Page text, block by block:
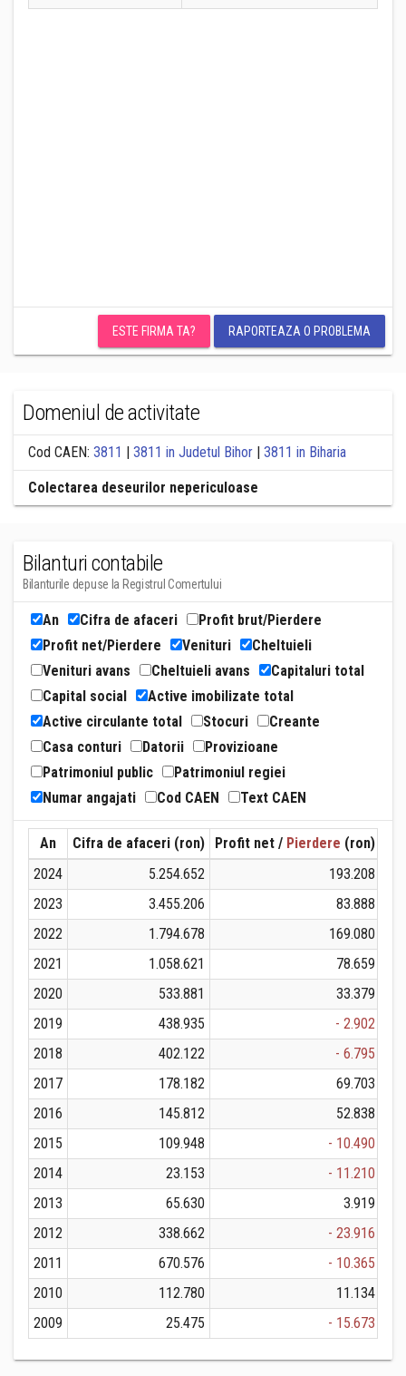
ESTE FIRMA TA? RAPORTEAZA O PROBLEMA
Domeniul de activitate
Cod CAEN: 3811 | 3811 in Judetul Bihor | 3811 in Biharia
Colectarea deseurilor nepericuloase
Bilanturi contabile
Bilanturile depuse la Registrul Comertului
An Cifra de afaceri
Profit brut/Pierdere
Profit net/Pierdere
Venituri
Cheltuieli
Venituri avans
Cheltuieli avans
Capitaluri total
Capital social
Active imobilizate total
Active circulante total
Stocuri
Creante
Casa conturi
Datorii
Provizioane
Patrimoniul public
Patrimoniul regiei
Numar angajati
Cod CAEN Text CAEN
An Cifra de afaceri (ron) Profit net / Pierdere (ron)
2024
5.254.652
193.208
2023
3.455.206
83.888
2022
1.794.678
169.080
2021
1.058.621
78.659
2020
533.881
33.379
2019
438.935
- 2.902
2018
402.122
- 6.795
2017
178.182
69.703
2016
145.812
52.838
2015
109.948
- 10.490
2014
23.153
- 11.210
2013
65.630
3.919
2012
338.662
- 23.916
2011
670.576
- 10.365
2010
112.780
11.134
2009
25.475 - 15.673